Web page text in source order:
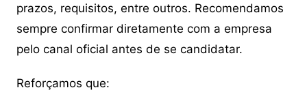
prazos, requisitos, entre outros. Recomendamos
sempre confirmar diretamente com a empresa
pelo canal oficial antes de se candidatar.
Reforçamos que: